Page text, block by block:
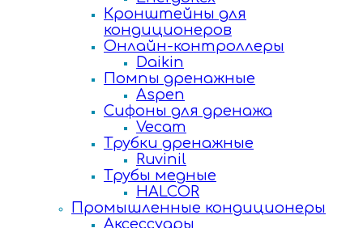
Кронштейны для
кондиционеров
Онлайн-контроллеры
Daikin
Помпы дренажные
Aspen
Сифоны для дренажа
Vecam
Трубки дренажные
Ruvinil
Трубы медные
HALCOR
Промышленные кондиционеры
Аксессуары